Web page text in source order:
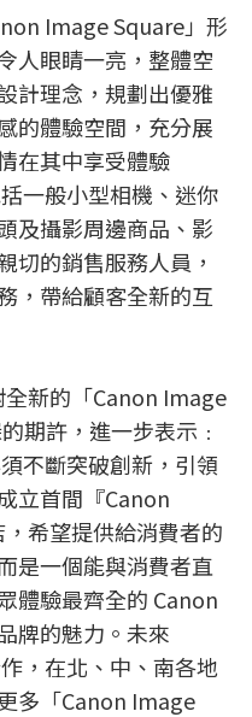
Image Square」形
人眼睛一亮，整體空
計理念，規劃出優雅
的體驗空間，充分展
在其中享受體驗
一般小型相機、迷你
及攝影周邊商品、影
切的銷售服務人員，
，帶給顧客全新的互
新的「Canon Image
期許，進一步表示﹕
不斷突破創新，引領
立首間『Canon
希望提供給消費者的
是一個能與消費者直
體驗最齊全的 Canon
牌的魅力。未來
，在北、中、南各地
多「Canon Image